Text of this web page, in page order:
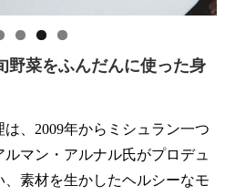
野菜をふんだんに使った身
、2009年からミシュラン一つ
マン・アルナル氏がプロデュ
素材を生かしたヘルシーなモ